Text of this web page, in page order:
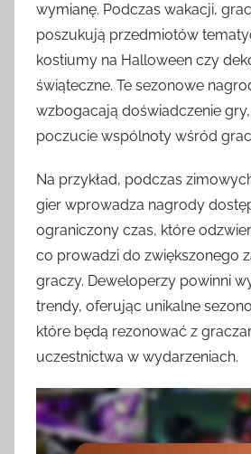
wymianę. Podczas wakacji,
poszukują przedmiotów
kostiumy na Halloween czy
świąteczne. Te sezonowe
wzbogacają doświadczenie
poczucie wspólnoty wśród
Na przykład, podczas
gier wprowadza nagrody
ograniczony czas, które
co prowadzi do zwiększonego
graczy. Deweloperzy powinni
trendy, oferując unikalne
które będą rezonować z
uczestnictwa w wydarzeniach.